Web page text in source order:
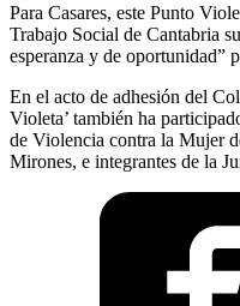
Para Casares, este Punto
Trabajo Social de Cantabria
esperanza y de oportunidad”
En el acto de adhesión del
Violeta’ también ha
de Violencia contra la Mujer
Mirones, e integrantes de la